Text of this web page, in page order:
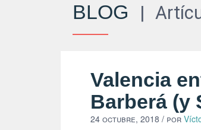
BLOG |
Valencia
Barberá (y
24 octubre, 2018 / por